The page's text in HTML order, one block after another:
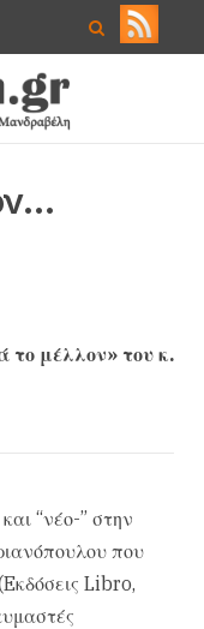
το μέλλον» του κ.
“νέο-” στην
που
Libro,